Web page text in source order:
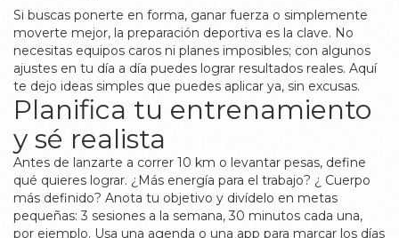
Si buscas ponerte en forma, ganar fuerza o simplemente
moverte mejor, la preparación deportiva es la clave. No
necesitas equipos caros ni planes imposibles; con algunos
ajustes en tu día a día puedes lograr resultados reales. Aquí
te dejo ideas simples que puedes aplicar ya, sin excusas.
Planifica tu entrenamiento
y sé realista
Antes de lanzarte a correr 10 km o levantar pesas, define
qué quieres lograr. ¿Más energía para el trabajo? ¿ Cuerpo
más definido? Anota tu objetivo y divídelo en metas
pequeñas: 3 sesiones a la semana, 30 minutos cada una,
por ejemplo. Usa una agenda o una app para marcar los días